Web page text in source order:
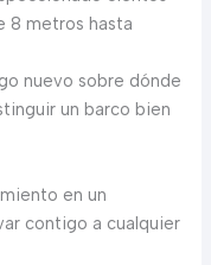
8 metros hasta
nuevo sobre dónde
un barco bien
en un
contigo a cualquier